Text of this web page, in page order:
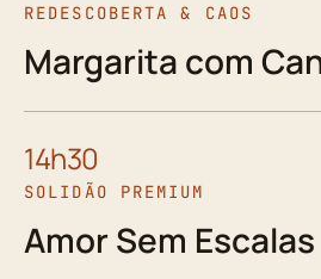
REDESCOBERTA & CAOS
Margarita com
14h30
SOLIDÃO PREMIUM
Amor Sem Escalas